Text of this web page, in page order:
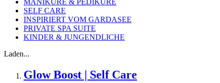
MANIKÜRE & PEDIKÜRE
SELF CARE
INSPIRIERT VOM GARDASEE
PRIVATE SPA SUITE
KINDER & JUNGENDLICHE
Laden...
Glow Boost | Self Care